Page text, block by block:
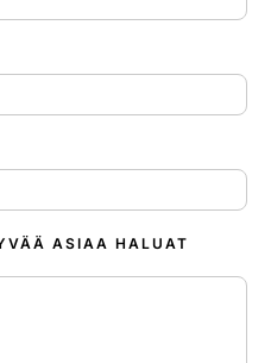
ASIAA HALUAT